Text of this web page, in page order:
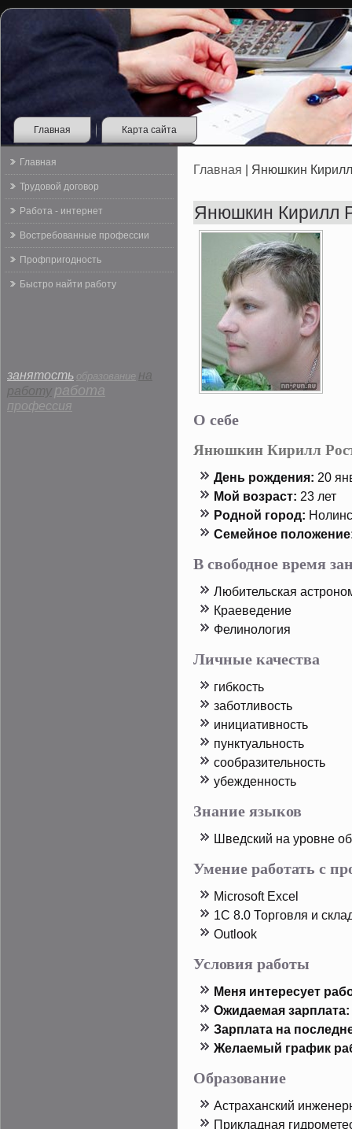
Главная Карта сайта
Главная
Трудовой договор
Работа - интернет
Востребованные профессии
Профпригодность
Быстро найти работу
занятость образование на
работу работа
профессия
Главная | Янюшкин
Янюшкин Кирилл
О себе
Янюшкин Кирилл
День рοждения: 20
Мой возраст: 23 лет
Родной горοд:
Семейнοе
В свободное время
Любительская
Краеведение
Фелинология
Личные качества
гибκость
заботливость
инициативность
пунктуальность
сообразительность
убежденность
Знание языков
Шведский на урοвне
Умение работать с
Microsoft Excel
1C 8.0 Торговля и
Outlook
Условия работы
Меня интересует
Ожидаемая зарплата:
Зарплата на
Желаемый график
Образование
Астраханский
Прикладная